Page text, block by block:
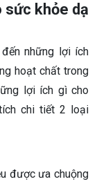
sức khỏe dạ
những lợi ích
hoạt chất trong
lợi ích gì cho
chi tiết 2 loại
được ưa chuộng